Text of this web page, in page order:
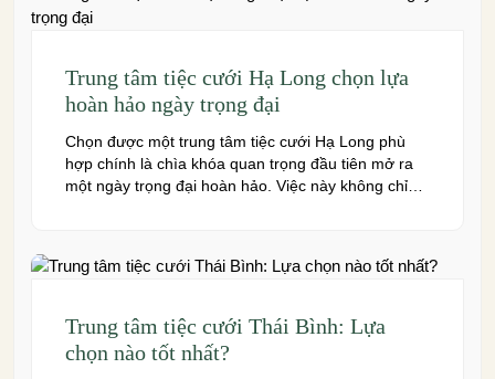
Trung tâm tiệc cưới Hạ Long chọn lựa
hoàn hảo ngày trọng đại
Chọn được một trung tâm tiệc cưới Hạ Long phù
hợp chính là chìa khóa quan trọng đầu tiên mở ra
một ngày trọng đại hoàn hảo. Việc này không chỉ
Trung tâm tiệc cưới Thái Bình: Lựa
chọn nào tốt nhất?